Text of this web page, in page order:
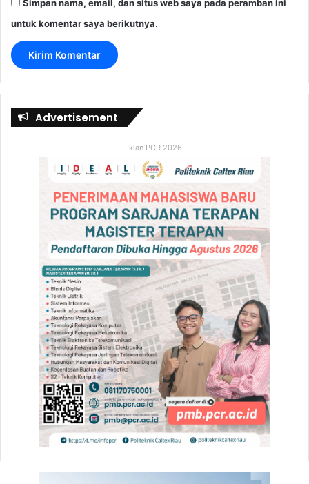
Simpan nama, email, dan situs web saya pada peramban ini
untuk komentar saya berikutnya.
Advertisement
Iklan PCR 2026